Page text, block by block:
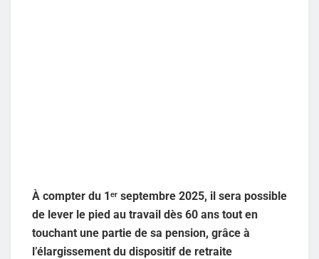
À compter du 1ᵉʳ septembre 2025, il sera possible
de lever le pied au travail dès 60 ans tout en
touchant une partie de sa pension, grâce à
l’élargissement du dispositif de retraite